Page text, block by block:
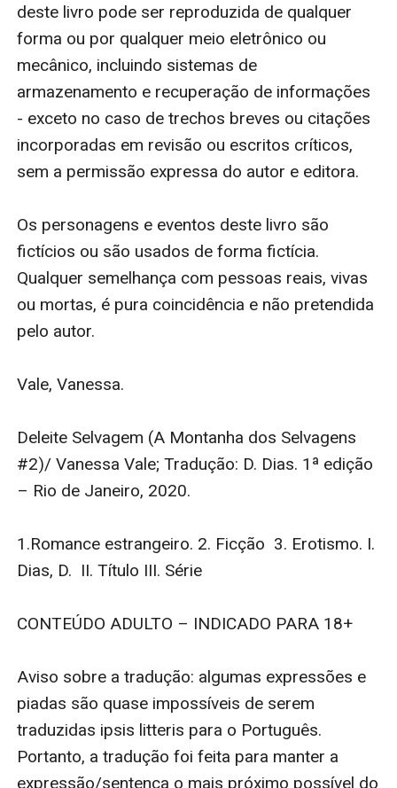
deste livro pode ser reproduzida de qualquer
forma ou por qualquer meio eletrônico ou
mecânico, incluindo sistemas de
armazenamento e recuperação de informações
- exceto no caso de trechos breves ou citações
incorporadas em revisão ou escritos críticos,
sem a permissão expressa do autor e editora.
Os personagens e eventos deste livro são
fictícios ou são usados de forma fictícia.
Qualquer semelhança com pessoas reais, vivas
ou mortas, é pura coincidência e não pretendida
pelo autor.
Vale, Vanessa.
Deleite Selvagem (A Montanha dos Selvagens
#2)/ Vanessa Vale; Tradução: D. Dias. 1ª edição
– Rio de Janeiro, 2020.
1.Romance estrangeiro. 2. Ficção  3. Erotismo. I.
Dias, D.  II. Título III. Série
CONTEÚDO ADULTO – INDICADO PARA 18+
Aviso sobre a tradução: algumas expressões e
piadas são quase impossíveis de serem
traduzidas ipsis litteris para o Português.
Portanto, a tradução foi feita para manter a
expressão/sentença o mais próximo possível do